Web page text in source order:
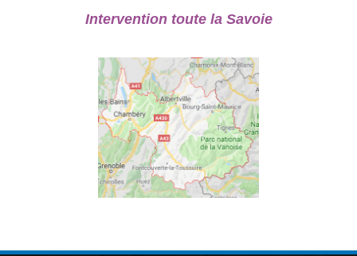
Intervention toute la Savoie